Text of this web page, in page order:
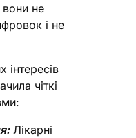
не
і не
інтересів
чіткі
Лікарні